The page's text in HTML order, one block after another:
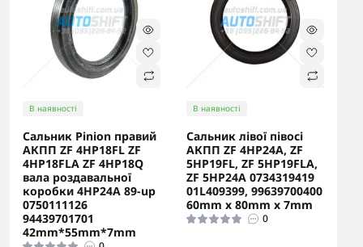
В наявності
Сальник Pinion правий
АКПП ZF 4HP18FL ZF
4HP18FLA ZF 4HP18Q
вала роздавальної
коробки 4HP24A 89-up
0750111126
94439701701
42mm*55mm*7mm
В наявності
Сальник лівої півосі
АКПП ZF 4HP24A, ZF
5HP19FL, ZF 5HP19FLA,
ZF 5HP24A 0734319419
01L409399, 99639700400
60mm x 80mm x 7mm
0